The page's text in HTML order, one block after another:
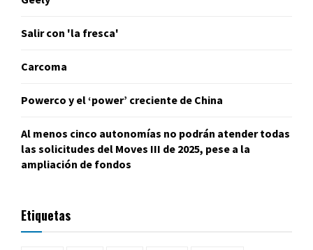
Salir con 'la fresca'
Carcoma
Powerco y el ‘power’ creciente de China
Al menos cinco autonomías no podrán atender todas
las solicitudes del Moves III de 2025, pese a la
ampliación de fondos
Etiquetas